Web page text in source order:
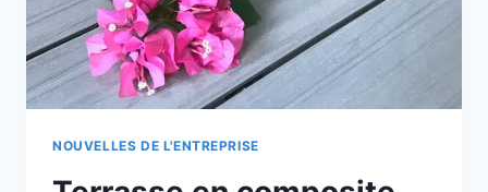
NOUVELLES DE L'ENTREPRISE